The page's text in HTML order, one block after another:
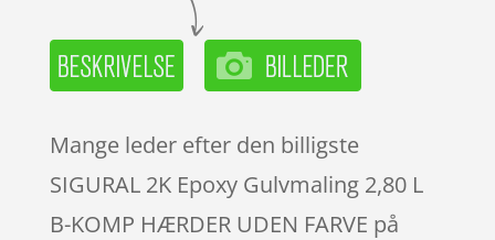
Mange leder efter den billigste
SIGURAL 2K Epoxy Gulvmaling 2,80 L
B-KOMP HÆRDER UDEN FARVE på